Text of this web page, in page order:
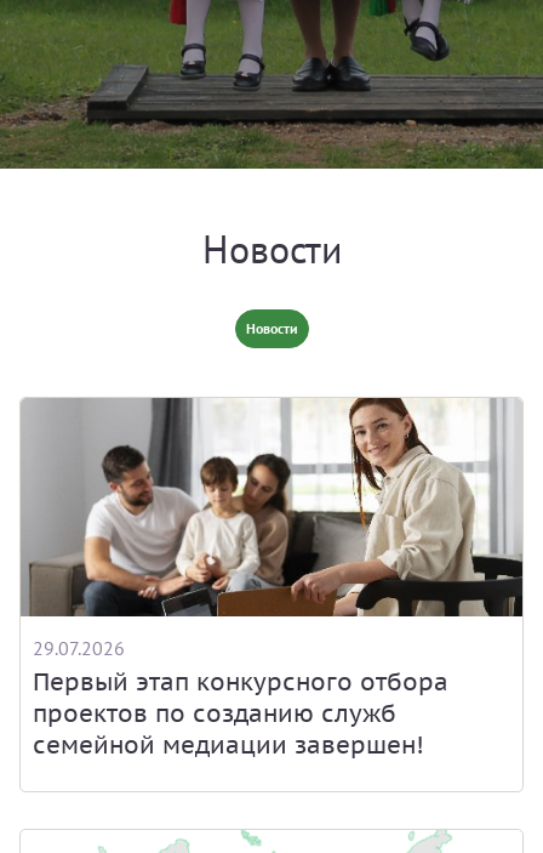
Новости
Новости
29.07.2026
Первый этап конкурсного отбора
проектов по созданию служб
семейной медиации завершен!